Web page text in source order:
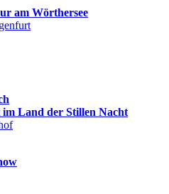
am Wörthersee
Land der Stillen Nacht